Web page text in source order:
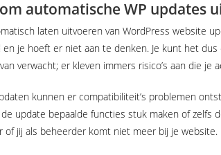
automatische WP updates
laten uitvoeren van WordPress website
je hoeft er niet aan te denken. Je kunt het
verwacht; er kleven immers risico’s aan die je
kunnen er compatibiliteit’s problemen
update bepaalde functies stuk maken of zelfs
of jij als beheerder komt niet meer bij je website.